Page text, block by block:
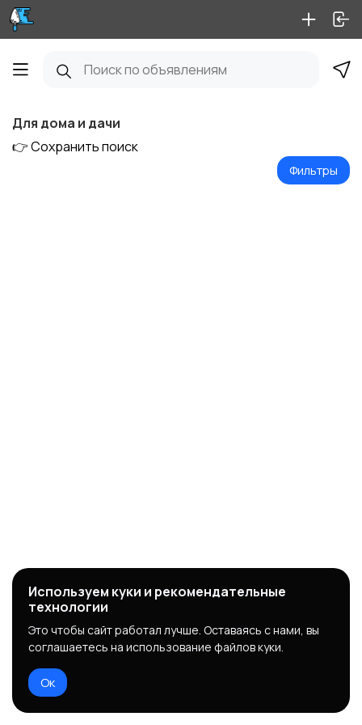
Для дома и дачи
👉 Сохранить поиск
Фильтры
Используем куки и рекомендательные
технологии
Это чтобы сайт работал лучше. Оставаясь с нами, вы
соглашаетесь на использование файлов куки.
Ок